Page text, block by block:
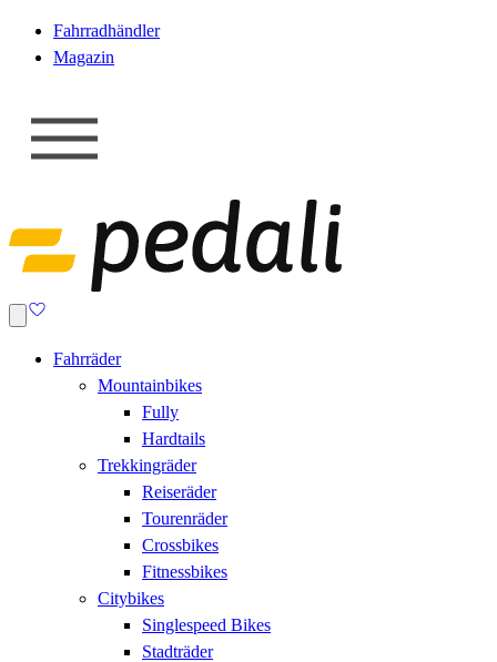
Fahrradhändler
Magazin
Fahrräder
Mountainbikes
Fully
Hardtails
Trekkingräder
Reiseräder
Tourenräder
Crossbikes
Fitnessbikes
Citybikes
Singlespeed Bikes
Stadträder